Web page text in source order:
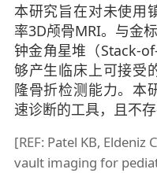
本研究旨在对未使用
率3D颅骨MRI。与金
钟金角星堆（Stack-
够产生临床上可接受
隆骨折检测能力。本
速诊断的工具，且不
[REF: Patel KB, Eldeniz
vault imaging for